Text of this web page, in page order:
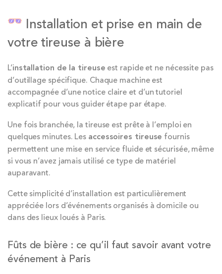
Installation et prise en main de
votre tireuse à bière
L’installation de la tireuse est rapide et ne nécessite pas
d’outillage spécifique. Chaque machine est
accompagnée d’une notice claire et d’un tutoriel
explicatif pour vous guider étape par étape.
Une fois branchée, la tireuse est prête à l’emploi en
quelques minutes. Les accessoires tireuse fournis
permettent une mise en service fluide et sécurisée, même
si vous n’avez jamais utilisé ce type de matériel
auparavant.
Cette simplicité d’installation est particulièrement
appréciée lors d’événements organisés à domicile ou
dans des lieux loués à Paris.
Fûts de bière : ce qu’il faut savoir avant votre
événement à Paris